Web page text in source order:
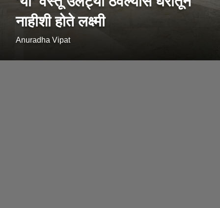
नाहीशी होते लक्ष्मी
Anuradha Vipat